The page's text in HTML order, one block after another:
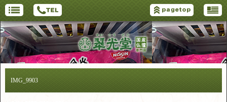
IMG_9903